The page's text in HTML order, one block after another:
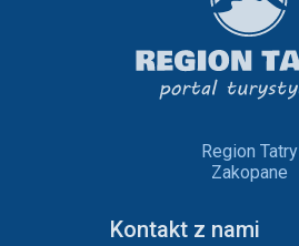
Region Tatry
Zakopane
Kontakt z nami